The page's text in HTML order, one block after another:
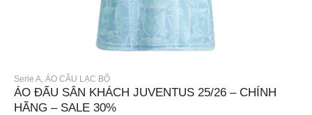
Serie A, ÁO CÂU LẠC BỘ
ÁO ĐẤU SÂN KHÁCH JUVENTUS 25/26 – CHÍNH
HÃNG – SALE 30%